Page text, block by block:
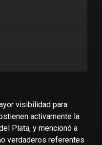
visibilidad para
activamente la
Plata, y mencionó a
verdaderos referentes